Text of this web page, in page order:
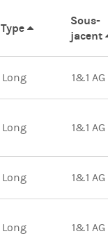
Type
Sous-
jacent
Long 1&1 AG
Long 1&1 AG
Long 1&1 AG
Long 1&1 AG